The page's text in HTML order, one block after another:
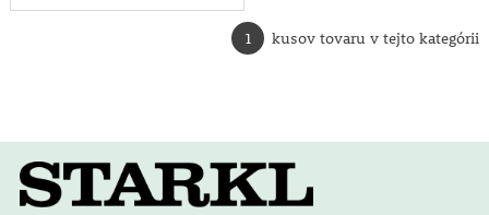
1 kusov tovaru v tejto kategórii